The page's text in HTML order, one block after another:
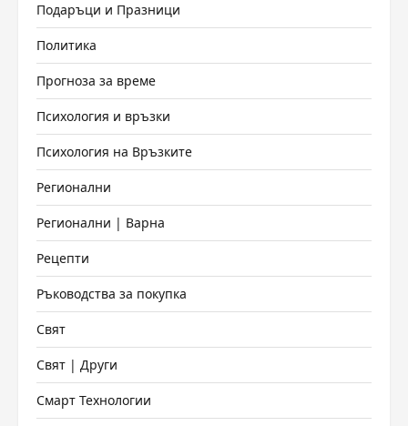
Подаръци и Празници
Политика
Прогноза за време
Психология и връзки
Психология на Връзките
Регионални
Регионални | Варна
Рецепти
Ръководства за покупка
Свят
Свят | Други
Смарт Технологии